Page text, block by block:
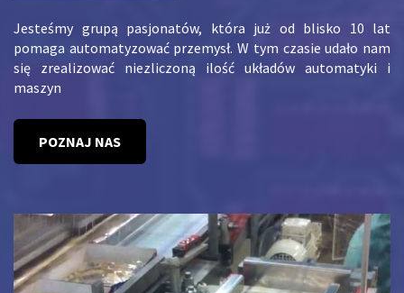
Jesteśmy grupą pasjonatów, która już od blisko 10 lat
pomaga automatyzować przemysł. W tym czasie udało nam
się zrealizować niezliczoną ilość układów automatyki i
maszyn
POZNAJ NAS